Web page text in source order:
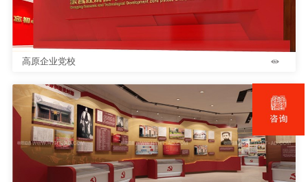
高原企业党校